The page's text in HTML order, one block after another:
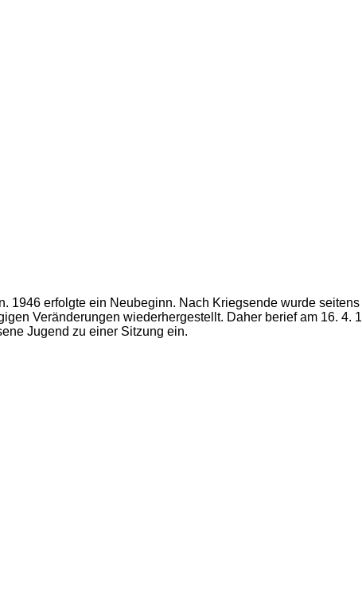
erfolgte ein Neubeginn. Nach Kriegsende wurde
Veränderungen wiederhergestellt. Daher berief am 16. 4.
Jugend zu einer Sitzung ein.